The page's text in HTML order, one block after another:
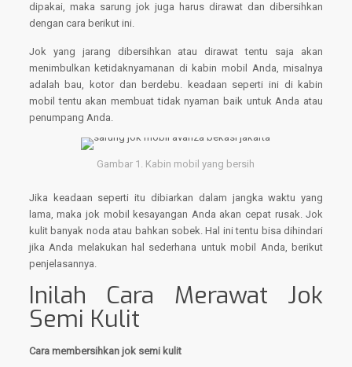
dipakai, maka sarung jok juga harus dirawat dan dibersihkan
dengan cara berikut ini.
Jok yang jarang dibersihkan atau dirawat tentu saja akan
menimbulkan ketidaknyamanan di kabin mobil Anda, misalnya
adalah bau, kotor dan berdebu. keadaan seperti ini di kabin
mobil tentu akan membuat tidak nyaman baik untuk Anda atau
penumpang Anda.
Gambar 1. Kabin mobil yang bersih
Jika keadaan seperti itu dibiarkan dalam jangka waktu yang
lama, maka jok mobil kesayangan Anda akan cepat rusak. Jok
kulit banyak noda atau bahkan sobek. Hal ini tentu bisa dihindari
jika Anda melakukan hal sederhana untuk mobil Anda, berikut
penjelasannya.
Inilah Cara Merawat Jok
Semi Kulit
Cara membersihkan jok semi kulit